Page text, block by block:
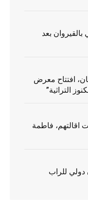
بعد
افتتاح معرض
التراثية”
اقالتهم، فاطمة
دولي للراب